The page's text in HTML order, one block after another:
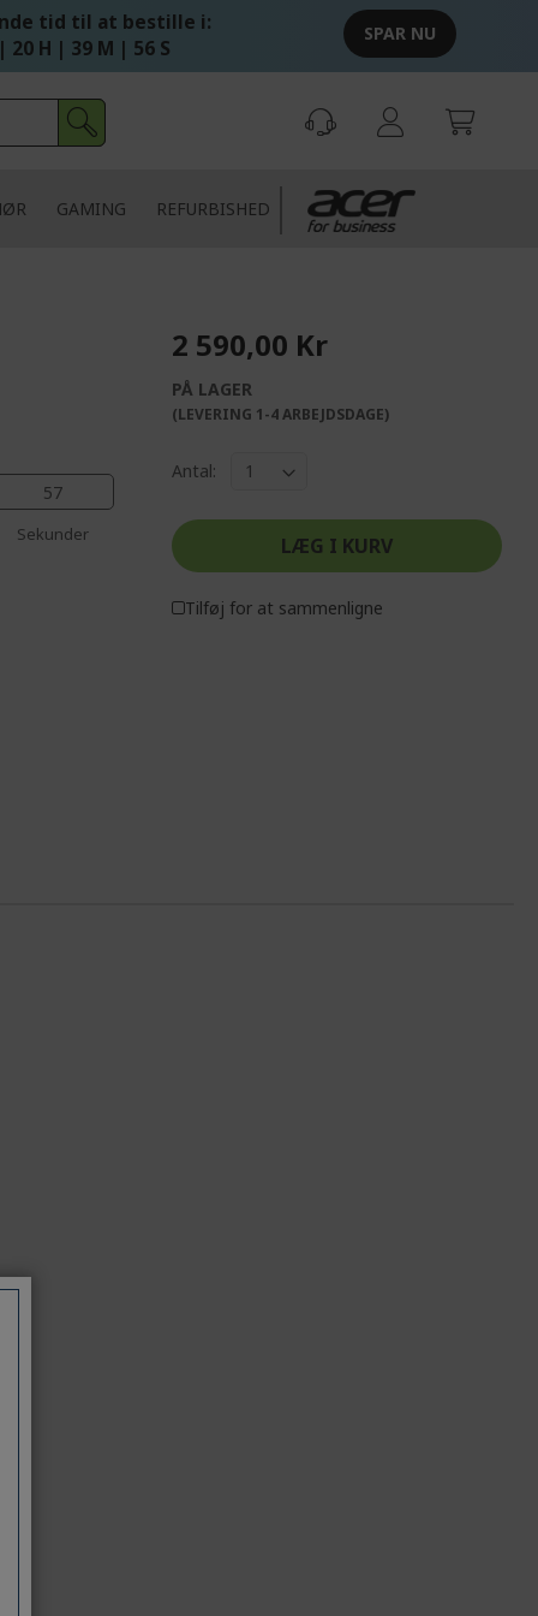
tid til at bestille i:
20 H | 39 M | 56 S
SPAR NU
GAMING REFURBISHED
56
Sekunder
2 590,00 Kr
PÅ LAGER
(LEVERING 1-4 ARBEJDSDAGE)
Antal:
LÆG I KURV
Tilføj for at sammenligne